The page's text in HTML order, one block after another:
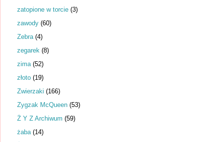
zatopione w torcie (3)
zawody (60)
Zebra (4)
zegarek (8)
zima (52)
złoto (19)
Zwierzaki (166)
Zygzak McQueen (53)
Ż Y Z Archiwum (59)
żaba (14)